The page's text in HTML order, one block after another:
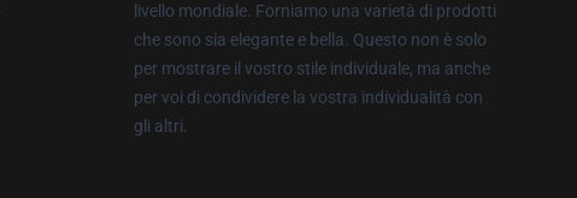
livello mondiale. Forniamo una varietà di prodotti
che sono sia elegante e bella. Questo non è solo
per mostrare il vostro stile individuale, ma anche
per voi di condividere la vostra individualità con
gli altri.